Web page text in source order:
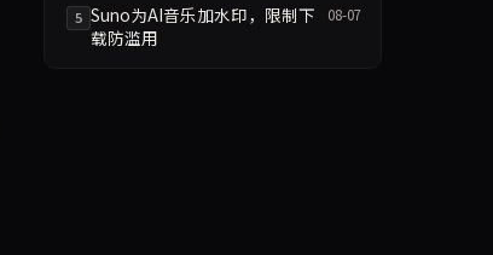
5 Suno为AI音乐加水印，限制下
载防滥用
08-07